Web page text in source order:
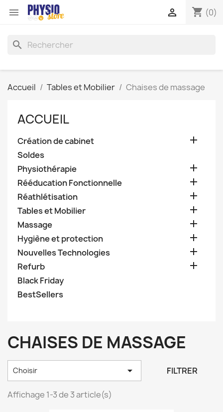
 shopping_cart (0)

search
Accueil Tables et Mobilier Chaises de massage
ACCUEIL
Création de cabinet 
Soldes
Physiothérapie

Rééducation Fonctionnelle 
Réathlétisation 
Tables et Mobilier 
Massage 
Hygiène et protection 
Nouvelles Technologies 
Refurb 
Black Friday
BestSellers
CHAISES DE MASSAGE
Choisir  FILTRER
Affichage 1-3 de 3 article(s)